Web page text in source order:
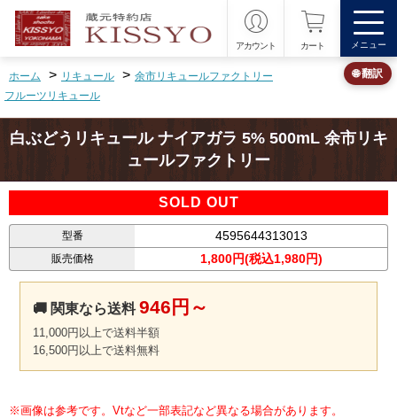
アカウント カート メニュー
ホーム > リキュール > 余市リキュールファクトリー
フルーツリキュール
白ぶどうリキュール ナイアガラ 5% 500mL 余市リキ
ュールファクトリー
SOLD OUT
型番 4595644313013
販売価格 1,800円(税込1,980円)
🚚 関東なら送料946円～
11,000円以上で送料半額
16,500円以上で送料無料
※画像は参考です。Vtなど一部表記など異なる場合があります。
🌐 翻訳